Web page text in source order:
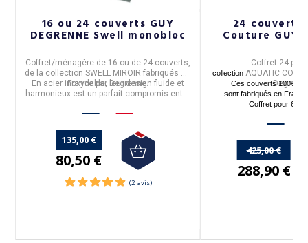
16 ou 24 couverts GUY
DEGRENNE Swell monobloc
Coffret/ménagère de 16 ou de 24 couverts,
de la collection SWELL MIROIR fabriqués en
Francepar Degrenne.
En acier inoxydable, leur design fluide et
harmonieux est un parfait compromis entre
135,00 €
80,50 €
24 couverts
Couture GUY
Coffret 24
collection AQUATIC
Ces couverts 100%
sont fabriqués en
Coffret pour 6
425,00 €
288,90 €